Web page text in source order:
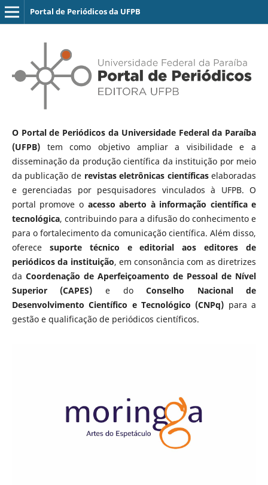
Portal de Periódicos da UFPB
O Portal de Periódicos da Universidade Federal da Paraíba
(UFPB)tem como objetivo ampliar a visibilidade e a
disseminação da produção científica da instituição por meio
da publicação de revistas eletrônicas científicaselaboradas
e gerenciadas por pesquisadores vinculados à UFPB. O
portal promove o acesso aberto à informação científica e
tecnológica, contribuindo para a difusão do conhecimento e
para o fortalecimento da comunicação científica. Além disso,
oferece suporte técnico e editorial aos editores de
periódicos da instituição, em consonância com as diretrizes
da Coordenação de Aperfeiçoamento de Pessoal de Nível
Superior (CAPES) e doConselho Nacional de
Desenvolvimento Científico e Tecnológico (CNPq) para a
gestão e qualificação de periódicos científicos.